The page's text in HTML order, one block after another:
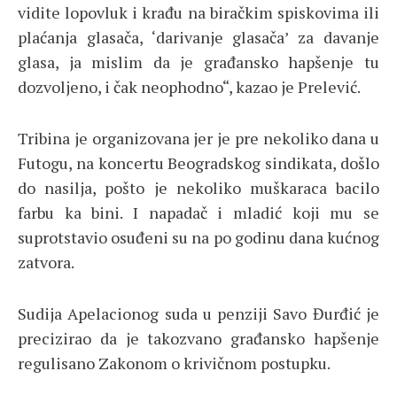
vidite lopovluk i krađu na biračkim spiskovima ili
plaćanja glasača, ‘darivanje glasača’ za davanje
glasa, ja mislim da je građansko hapšenje tu
dozvoljeno, i čak neophodno“, kazao je Prelević.
Tribina je organizovana jer je pre nekoliko dana u
Futogu, na koncertu Beogradskog sindikata, došlo
do nasilja, pošto je nekoliko muškaraca bacilo
farbu ka bini. I napadač i mladić koji mu se
suprotstavio osuđeni su na po godinu dana kućnog
zatvora.
Sudija Apelacionog suda u penziji Savo Đurđić je
precizirao da je takozvano građansko hapšenje
regulisano Zakonom o krivičnom postupku.